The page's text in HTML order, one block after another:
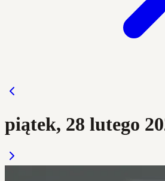
piątek, 28 lutego